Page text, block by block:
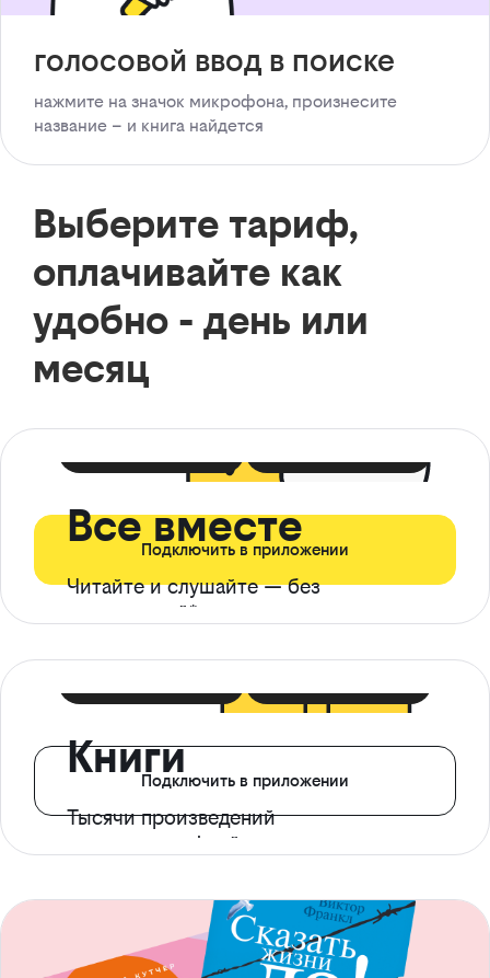
голосовой ввод в поиске
нажмите на значок микрофона, произнесите
название – и книга найдется
Выберите тариф,
оплачивайте как
удобно - день или
месяц
Все вместе
Читайте и слушайте — без
ограничений*
Подключить в приложении
Книги
Тысячи произведений
с доступом офлайн
Подключить в приложении